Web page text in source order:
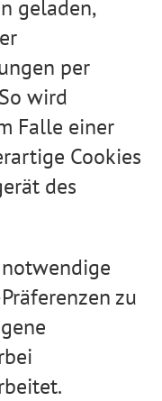
geladen,
per
wird
Falle einer
Cookies
des
zu